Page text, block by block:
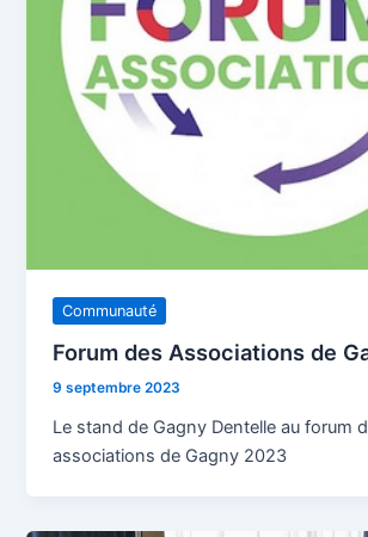
Communauté
Forum des Associations de
9 septembre 2023
Le stand de Gagny Dentelle au forum
associations de Gagny 2023